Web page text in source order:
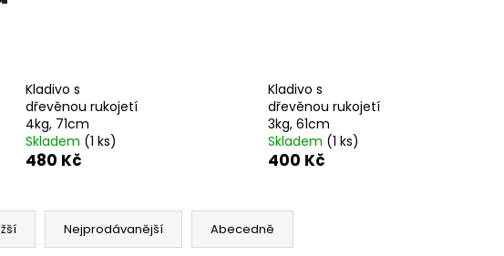
Kladivo s
dřevěnou rukojetí
4kg, 71cm
Skladem (1 ks)
480 Kč
Kladivo s
dřevěnou rukojetí
3kg, 61cm
Skladem (1 ks)
400 Kč
Nejprodávanější Abecedně